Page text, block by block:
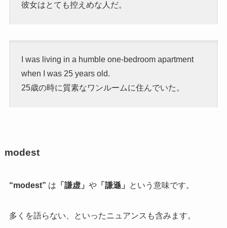
彼女はとても控えめな人だ。
I was living in a humble one-bedroom apartment
when I was 25 years old.
25歳の時に質素なワンルームに住んでいた。
modest
“modest” は 「謙虚」 や「謙遜」 という意味です。
多くを語らない、といったニュアンスも含みます。